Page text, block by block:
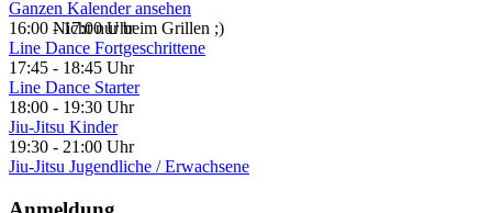
Nicht nur beim Grillen ;)
Ganzen Kalender ansehen
16:00 -17:00 Uhr
Line Dance Fortgeschrittene
17:45 - 18:45 Uhr
Line Dance Starter
18:00 - 19:30 Uhr
Jiu-Jitsu Kinder
19:30 - 21:00 Uhr
Jiu-Jitsu Jugendliche / Erwachsene